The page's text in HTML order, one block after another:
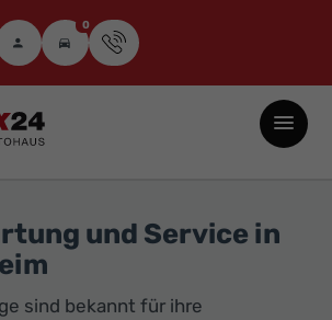
0
und Service in
sind bekannt für ihre